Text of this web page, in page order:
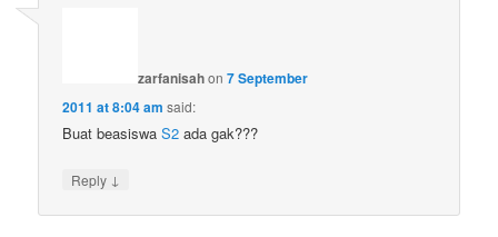
zarfanisahon7 September
2011 at 8:04 am said:
Buat beasiswaS2 ada gak???
Reply ↓